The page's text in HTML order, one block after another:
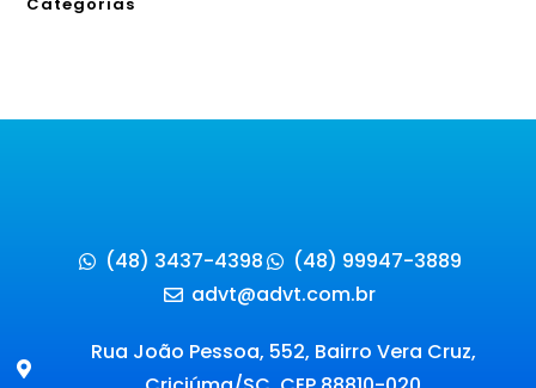
Categorias
(48) 3437-4398
(48) 99947-3889
advt@advt.com.br
Rua João Pessoa, 552, Bairro Vera Cruz,